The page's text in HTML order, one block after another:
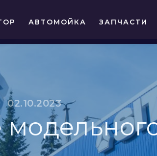
АВТОМОЙКА ЗАПЧАСТИ
02.10.2023